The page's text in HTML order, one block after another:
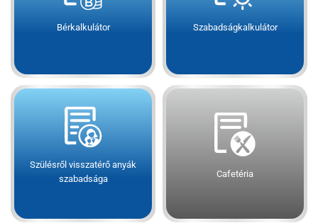
Bérkalkulátor Szabadságkalkulátor
Szülésről visszatérő anyák
szabadsága
Cafetéria